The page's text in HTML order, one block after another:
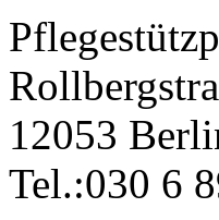
12053
Tel.:030 6